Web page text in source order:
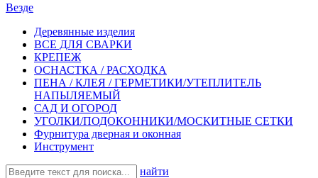
Везде
Деревянные изделия
ВСЕ ДЛЯ СВАРКИ
КРЕПЕЖ
ОСНАСТКА / РАСХОДКА
ПЕНА / КЛЕЯ / ГЕРМЕТИКИ/УТЕПЛИТЕЛЬ
НАПЫЛЯЕМЫЙ
САД И ОГОРОД
УГОЛКИ/ПОДОКОННИКИ/МОСКИТНЫЕ СЕТКИ
Фурнитура дверная и оконная
Инструмент
найти